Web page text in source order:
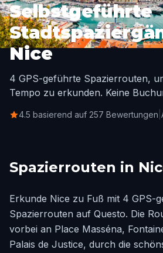
Selbstgeführte
Nice
4 GPS-geführte Spazierrouten,
Tempo zu erkunden. Keine
4.5 basierend auf 257 Bewertungen
Spazierrouten in
Erkunde Nice zu Fuß mit 4 GPS-
Spazierrouten auf Questo. Die
vorbei an Place Masséna,
Palais de Justice, durch die